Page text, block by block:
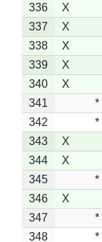
336
X
337
X
338
X
339
X
340
X
341
*
342
*
343
X
344
X
345
*
346
X
347
*
348
*